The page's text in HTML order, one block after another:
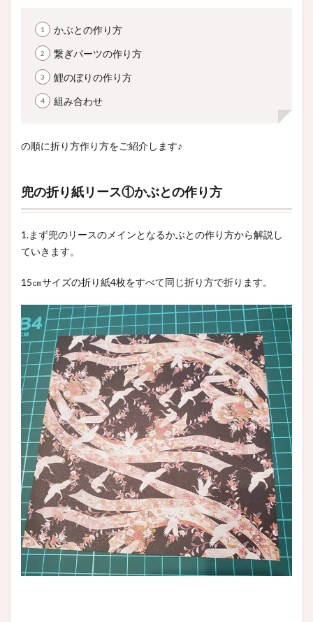
かぶとの作り方
繋ぎパーツの作り方
鯉のぼりの作り方
組み合わせ
の順に折り方作り方をご紹介します♪
兜の折り紙リース①かぶとの作り方
1.まず兜のリースのメインとなるかぶとの作り方から解説し
ていきます。
15㎝サイズの折り紙4枚をすべて同じ折り方で折ります。